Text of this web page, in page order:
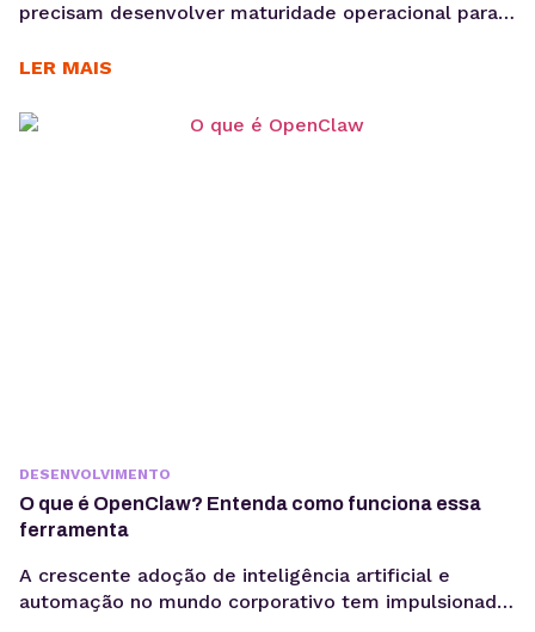
precisam desenvolver maturidade operacional para
intenção, consistência temática e conteúdos
sem comprometer a experiência humana. A forma
LER MAIS
DESENVOLVIMENTO
O que é OpenClaw? Entenda como funciona essa
ferramenta
A crescente adoção de inteligência artificial e
automação no mundo corporativo tem impulsionado